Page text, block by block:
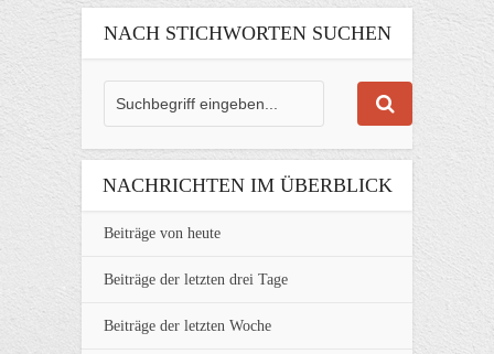
NACH STICHWORTEN SUCHEN
NACHRICHTEN IM ÜBERBLICK
Beiträge von heute
Beiträge der letzten drei Tage
Beiträge der letzten Woche